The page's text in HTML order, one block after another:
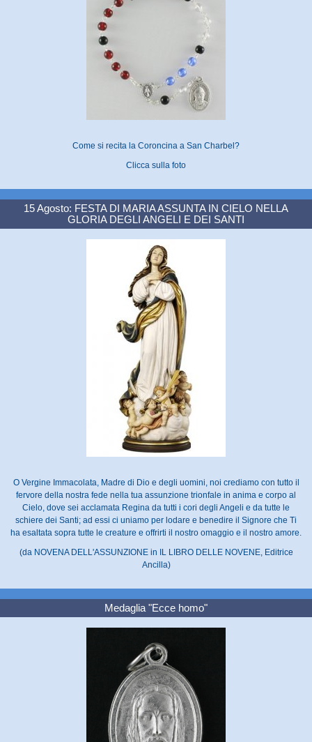
Come si recita la Coroncina a San Charbel?
Clicca sulla foto
15 Agosto: FESTA DI MARIA ASSUNTA IN CIELO NELLA
GLORIA DEGLI ANGELI E DEI SANTI
O Vergine Immacolata, Madre di Dio e degli uomini, noi crediamo con tutto il
fervore della nostra fede nella tua assunzione trionfale in anima e corpo al
Cielo, dove sei acclamata Regina da tutti i cori degli Angeli e da tutte le
schiere dei Santi; ad essi ci uniamo per lodare e benedire il Signore che Ti
ha esaltata sopra tutte le creature e offrirti il nostro omaggio e il nostro amore.
(da NOVENA DELL'ASSUNZIONE in IL LIBRO DELLE NOVENE, Editrice
Ancilla)
Medaglia "Ecce homo"